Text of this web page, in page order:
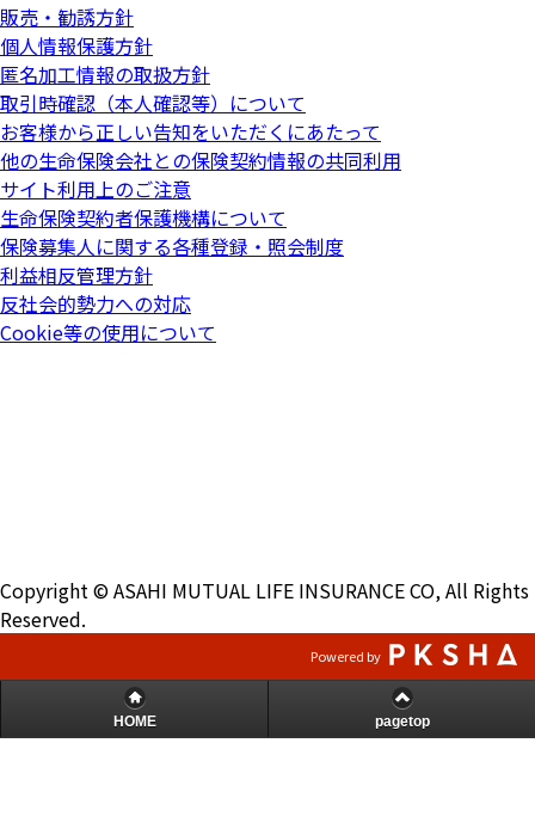
販売・勧誘方針
個人情報保護方針
匿名加工情報の取扱方針
取引時確認（本人確認等）について
お客様から正しい告知をいただくにあたって
他の生命保険会社との保険契約情報の共同利用
サイト利用上のご注意
生命保険契約者保護機構について
保険募集人に関する各種登録・照会制度
利益相反管理方針
反社会的勢力への対応
Cookie等の使用について
Copyright © ASAHI MUTUAL LIFE INSURANCE CO, All Rights
Reserved.
Powered by
HOME pagetop